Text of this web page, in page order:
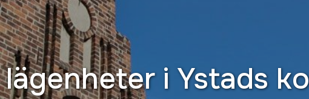
i Ystads